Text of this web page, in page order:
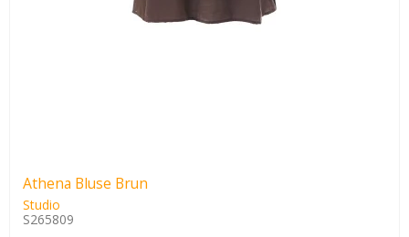
Athena Bluse Brun
Studio
S265809